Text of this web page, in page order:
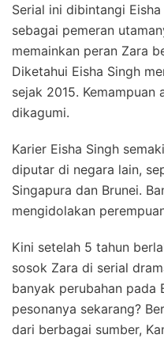
Serial ini dibintangi
sebagai pemeran
memainkan peran Zara
Diketahui Eisha Singh
sejak 2015.
dikagumi.
Karier Eisha Singh
diputar di negara lain,
Singapura dan Brunei.
mengidolakan
Kini setelah 5 tahun
sosok Zara di serial
banyak perubahan pada
pesonanya sekarang?
dari berbagai sumber,